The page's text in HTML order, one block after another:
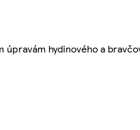
úpravám hydinového a